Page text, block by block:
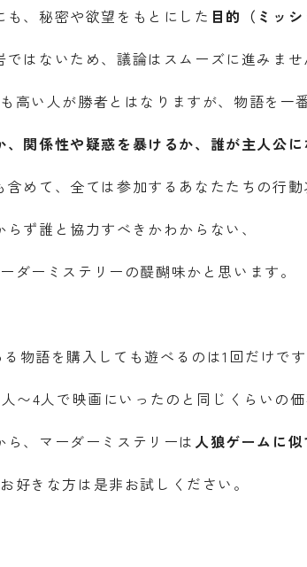
、秘密や欲望をもとにした 目的（ミッシ
はないため、議論はスムーズに進みませ
い人が勝者とはなりますが、物語を一
関係性や疑惑を暴けるか、誰が主人公に
めて、全ては参加するあなたたちの行動
ず誰と協力すべきかわからない、
ダーミステリーの醍醐味かと思います。
物語を購入しても遊べるのは1回だけです
〜4人で映画にいったのと同じくらいの価
ら、マーダーミステリーは 人狼ゲームに似
好きな方は是非お試しください。